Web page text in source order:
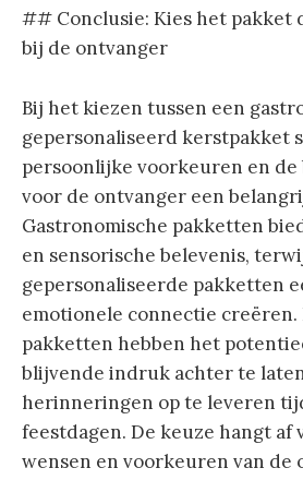
## Conclusie: Kies het pakket
bij de ontvanger
Bij het kiezen tussen een
gepersonaliseerd kerstpakket
persoonlijke voorkeuren en
voor de ontvanger een
Gastronomische pakketten
en sensorische belevenis,
gepersonaliseerde pakketten
emotionele connectie creëren.
pakketten hebben het
blijvende indruk achter te
herinneringen op te leveren
feestdagen. De keuze hangt af
wensen en voorkeuren van de